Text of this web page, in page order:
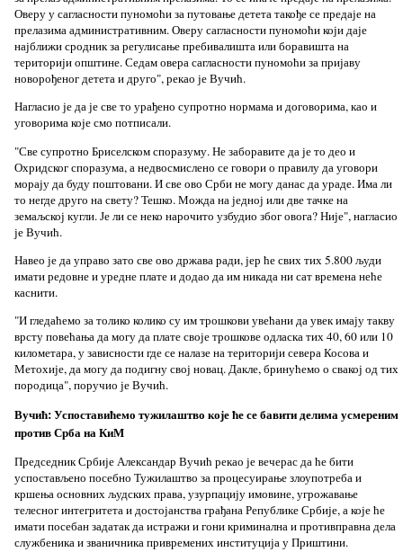
Оверу у сагласности пуномоћи за путовање детета такође се предаје на
прелазима административним. Оверу сагласности пуномоћи који даје
најближи сродник за регулисање пребивалишта или боравишта на
територији општине. Седам овера сагласности пуномоћи за пријаву
новорођеног детета и друго", рекао је Вучић.
Нагласио је да је све то урађено супротно нормама и договорима, као и
уговорима које смо потписали.
"Све супротно Бриселском споразуму. Не заборавите да је то део и
Охридског споразума, а недвосмислено се говори о правилу да уговори
морају да буду поштовани. И све ово Срби не могу данас да ураде. Има ли
то негде друго на свету? Тешко. Можда на једној или две тачке на
земаљској кугли. Је ли се неко нарочито узбудио због овога? Није", нагласио
је Вучић.
Навео је да управо зато све ово држава ради, јер ће свих тих 5.800 људи
имати редовне и уредне плате и додао да им никада ни сат времена неће
каснити.
"И гледаћемо за толико колико су им трошкови увећани да увек имају такву
врсту повећања да могу да плате своје трошкове одласка тих 40, 60 или 10
километара, у зависности где се налазе на територији севера Косова и
Метохије, да могу да подигну свој новац. Дакле, бринућемо о свакој од тих
породица", поручио је Вучић.
Вучић: Успоставићемо тужилаштво које ће се бавити делима усмереним
против Срба на КиМ
Председник Србије Александар Вучић рекао је вечерас да ће бити
успостављено посебно Тужилаштво за процесуирање злоупотреба и
кршења основних људских права, узурпацију имовине, угрожавање
телесног интегритета и достојанства грађана Републике Србије, а које ће
имати посебан задатак да истражи и гони криминална и противправна дела
службеника и званичника привремених институција у Приштини.